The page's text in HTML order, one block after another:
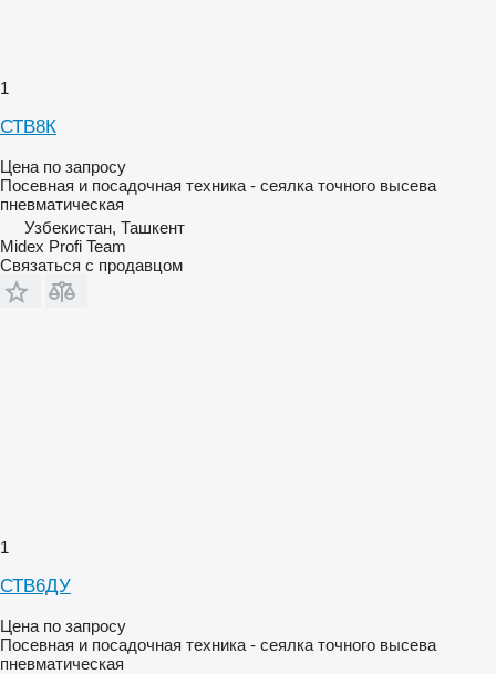
1
СТВ8К
Цена по запросу
Посевная и посадочная техника - сеялка точного высева
пневматическая
Узбекистан, Ташкент
Midex Profi Team
Связаться с продавцом
1
СТВ6ДУ
Цена по запросу
Посевная и посадочная техника - сеялка точного высева
пневматическая